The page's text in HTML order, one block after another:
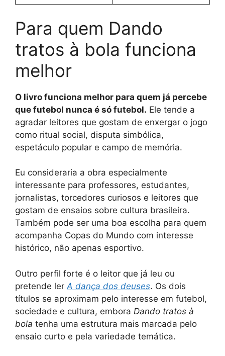
Para quem Dando
tratos à bola funciona
melhor
O livro funciona melhor para quem já percebe
que futebol nunca é só futebol. Ele tende a
agradar leitores que gostam de enxergar o jogo
como ritual social, disputa simbólica,
espetáculo popular e campo de memória.
Eu consideraria a obra especialmente
interessante para professores, estudantes,
jornalistas, torcedores curiosos e leitores que
gostam de ensaios sobre cultura brasileira.
Também pode ser uma boa escolha para quem
acompanha Copas do Mundo com interesse
histórico, não apenas esportivo.
Outro perfil forte é o leitor que já leu ou
pretende ler A dança dos deuses. Os dois
títulos se aproximam pelo interesse em futebol,
sociedade e cultura, embora Dando tratos à
bola tenha uma estrutura mais marcada pelo
ensaio curto e pela variedade temática.